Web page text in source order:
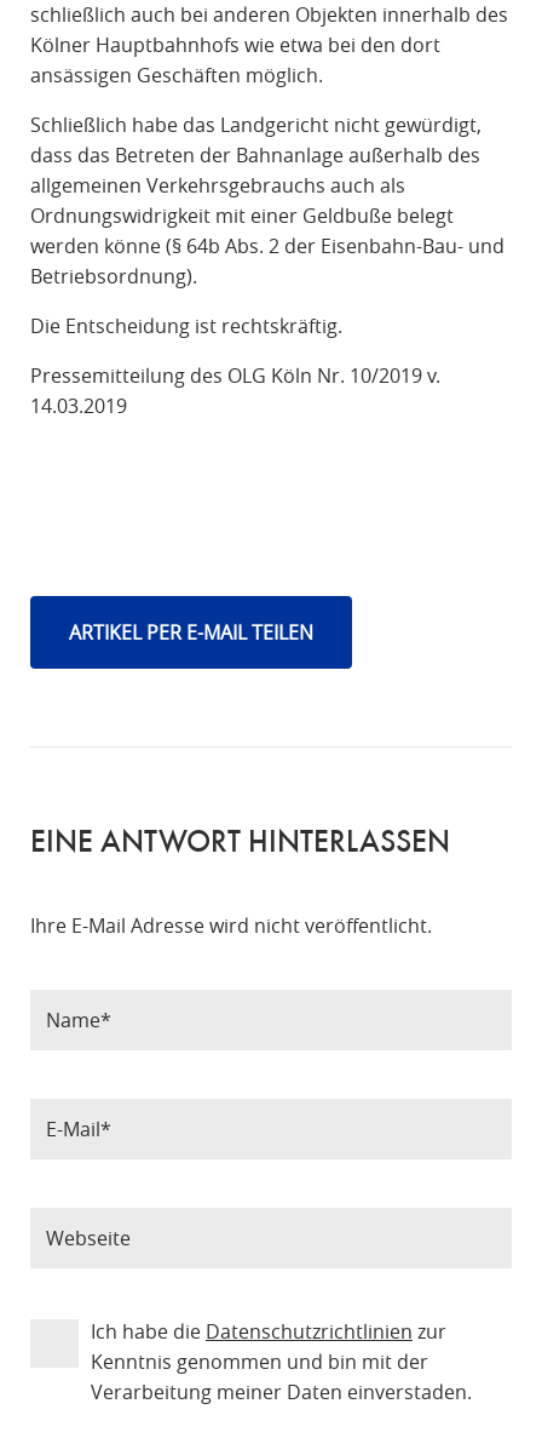
schließlich auch bei anderen Objekten innerhalb des
Kölner Hauptbahnhofs wie etwa bei den dort
ansässigen Geschäften möglich.
Schließlich habe das Landgericht nicht gewürdigt,
dass das Betreten der Bahnanlage außerhalb des
allgemeinen Verkehrsgebrauchs auch als
Ordnungswidrigkeit mit einer Geldbuße belegt
werden könne (§ 64b Abs. 2 der Eisenbahn-Bau- und
Betriebsordnung).
Die Entscheidung ist rechtskräftig.
Pressemitteilung des OLG Köln Nr. 10/2019 v.
14.03.2019
ARTIKEL PER E-MAIL TEILEN
EINE ANTWORT HINTERLASSEN
Ihre E-Mail Adresse wird nicht veröffentlicht.
Ich habe die Datenschutzrichtlinien zur
Kenntnis genommen und bin mit der
Verarbeitung meiner Daten einverstaden.